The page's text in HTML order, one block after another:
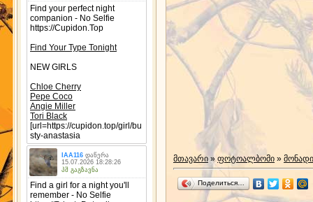
მთავარი » ფოტოალბომი »
Поделиться…